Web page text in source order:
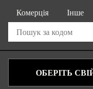
Комерція
Інше
ОБЕРІТЬ